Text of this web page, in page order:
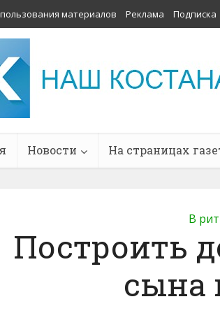
материалов Реклама Подписка
Новости На страницах
В
Построить
сына